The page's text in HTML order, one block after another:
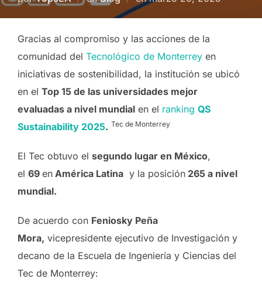
Gracias al compromiso y las acciones de la
comunidad del Tecnológico de Monterrey en
iniciativas de sostenibilidad, la institución se ubicó
en el Top 15 de las universidades mejor
evaluadas a nivel mundial en el ranking QS
Sustainability 2025. Tec de Monterrey
El Tec obtuvo el segundo lugar en México,
el 69 en América Latina y la posición 265 a nivel
mundial.
De acuerdo con Feniosky Peña
Mora, vicepresidente ejecutivo de Investigación y
decano de la Escuela de Ingeniería y Ciencias del
Tec de Monterrey: